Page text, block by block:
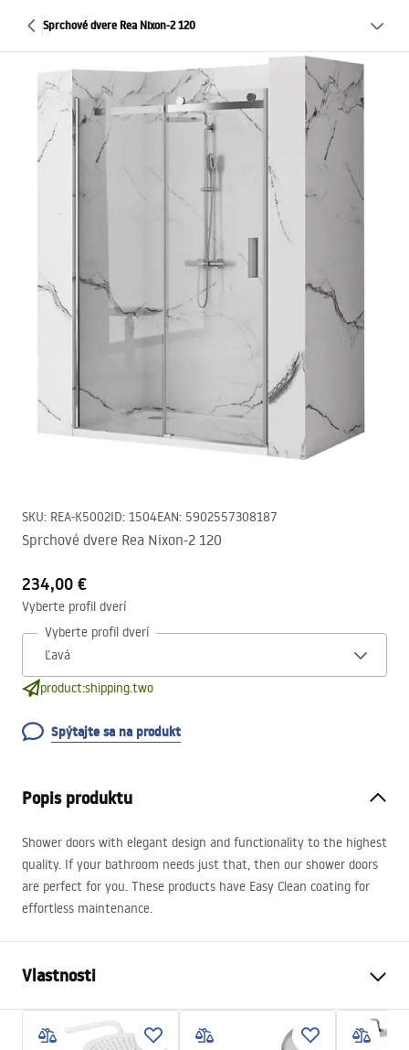
Sprchové dvere Rea Nixon-2 120
SKU: REA-K5002ID: 1504EAN: 5902557308187
Sprchové dvere Rea Nixon-2 120
234,00 €
Vyberte profil dverí
Vyberte profil dverí
product:shipping.two
Spýtajte sa na produkt
Popis produktu
Shower doors with elegant design and functionality to the highest
quality. If your bathroom needs just that, then our shower doors
are perfect for you. These products have Easy Clean coating for
effortless maintenance.
Vlastnosti
Spôsob, ako otvoriť dvere